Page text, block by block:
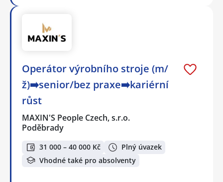
Operátor výrobního stroje (m/
ž)➡️senior/bez praxe➡️kariérní
růst
MAXIN'S People Czech, s.r.o.
Poděbrady
31 000 – 40 000 Kč
Plný úvazek
Vhodné také pro absolventy